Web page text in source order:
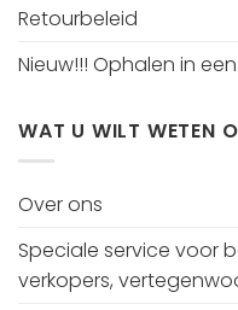
Retourbeleid
Nieuw!!! Ophalen in
WAT U WILT WETEN
Over ons
Speciale service voor
verkopers,